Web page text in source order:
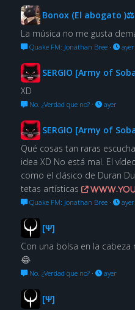
Bonox (El abogato )⚖
La música no me gusta
Quake FM: Jonathan Bree· ayer
SERGIO [Army of
XD
No. ¿Verdad que no?· ayer
SERGIO [Army of
Qué cosas tan raras
idea XD No está mal. El
como el clásico de Duran
tetas artísticas
Quake FM: Jonathan Bree· ayer
[Ψ]
Con una bolsa en la
😂
No. ¿Verdad que no?· ayer
[Ψ]